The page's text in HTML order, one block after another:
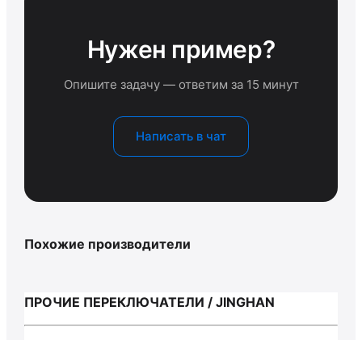
Нужен пример?
Опишите задачу — ответим за 15 минут
Написать в чат
Похожие производители
ПРОЧИЕ ПЕРЕКЛЮЧАТЕЛИ / JINGHAN